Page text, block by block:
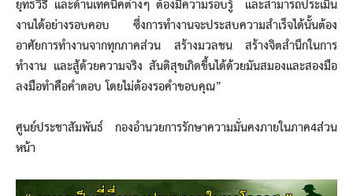
ยุทธวิธี และด้านเทคนิคต่างๆ ต้องมีความรอบรู้ และสามารถประเมิน
งานได้อย่างรอบคอบ ซึ่งการทำงานจะประสบความสำเร็จได้นั้นต้อง
อาศัยการทำงานจากทุกภาคส่วน สร้างมวลชน สร้างจิตสำนึกในการ
ทำงาน และสู้ด้วยความจริง สันติสุขเกิดขึ้นได้ด้วยมันสมองและสองมือ
ลงมือทำคือคำตอบ โดยไม่ต้องรอคำขอบคุณ”
ศูนย์ประชาสัมพันธ์ กองอำนวยการรักษาความมั่นคงภายในภาค4ส่วน
หน้า​